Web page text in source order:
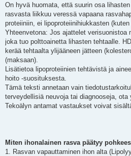
On hyvä huomata, että suurin osa
rasvasta liikkuu veressä vapaana
proteiiniin, ei lipoproteiinihiukkasten (kuten
Yhteenvetona: Jos ajattelet verisuonistoa
joka tuo polttoainetta lihasten tehtaalle.
kerää tehtaalta ylijääneen jätteen
(maksaan).
Lisätietoa lipoproteiinien tehtävistä ja
hoito -suosituksesta.
Tämä teksti annetaan vain
terveydellisiä neuvoja tai diagnooseja, ota
Tekoälyn antamat vastaukset voivat
Miten ihonalainen rasva päätyy
1. Rasvan vapauttaminen ihon alta